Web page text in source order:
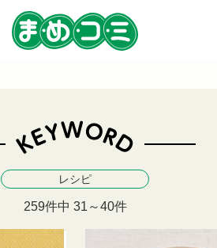
レシピ
259件中 31～40件